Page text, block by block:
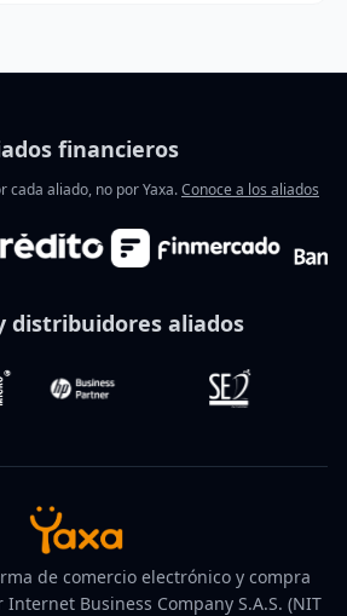
financieros
cada aliado, no por Yaxa.Conoce a los aliados
distribuidores aliados
de comercio electrónico y compra
Business Company S.A.S. (NIT